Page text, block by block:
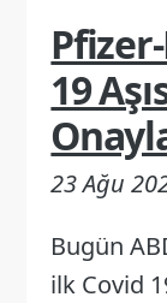
19
23 Ağu
Bugün
ilk Covid